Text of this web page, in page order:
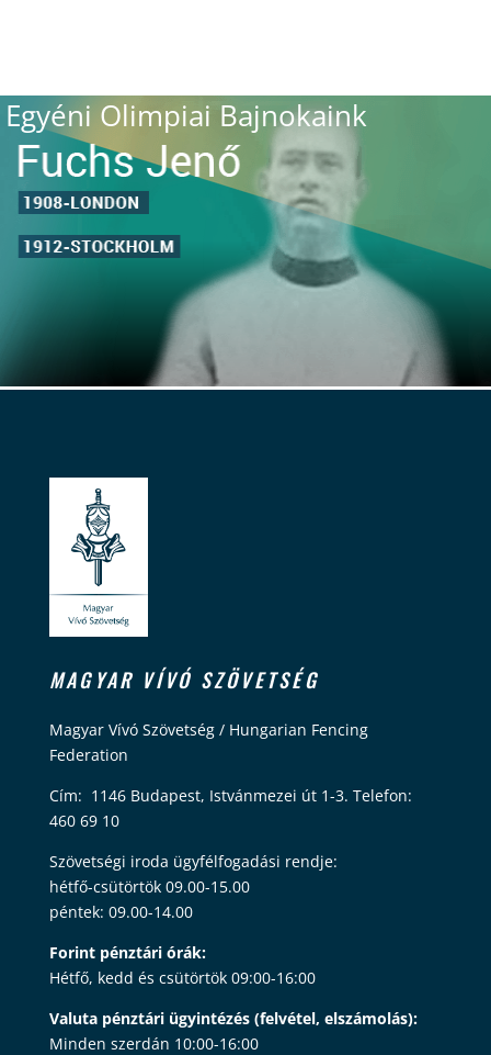
Egyéni Olimpiai Bajnokaink
MAGYAR VÍVÓ SZÖVETSÉG
Magyar Vívó Szövetség / Hungarian Fencing
Federation
Cím: 1146 Budapest, Istvánmezei út 1-3. Telefon:
460 69 10
Szövetségi iroda ügyfélfogadási rendje:
hétfő-csütörtök 09.00-15.00
péntek: 09.00-14.00
Forint pénztári órák:
Hétfő, kedd és csütörtök 09:00-16:00
Valuta pénztári ügyintézés (felvétel, elszámolás):
Minden szerdán 10:00-16:00